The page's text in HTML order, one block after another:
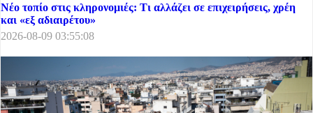
Νέο τοπίο στις κληρονομιές: Τι αλλάζει σε επιχειρήσεις, χρέη
και «εξ αδιαιρέτου»
2026-08-09 03:55:08